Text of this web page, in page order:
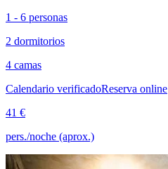
1 - 6 personas
2 dormitorios
4 camas
Calendario verificadoReserva online
41 €
pers./noche (aprox.)